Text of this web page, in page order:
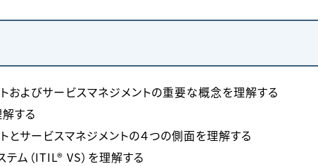
およびサービスマネジメントの重要な概念を理解する
する
とサービスマネジメントの４つの側面を理解する
ム（ITIL® VS）を理解する